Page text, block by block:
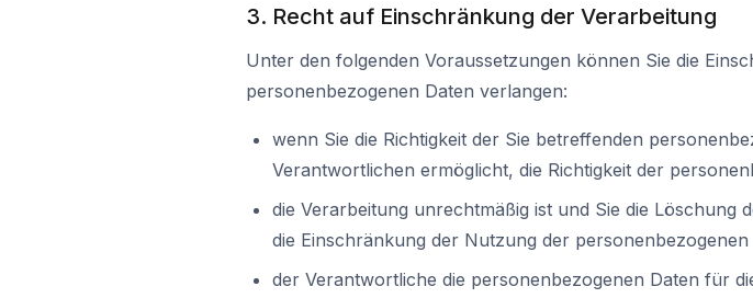
3. Recht auf Einschränkung der Verarbeitung
Unter den folgenden Voraussetzungen können Sie die
personenbezogenen Daten verlangen:
wenn Sie die Richtigkeit der Sie betreffenden
Verantwortlichen ermöglicht, die Richtigkeit der
die Verarbeitung unrechtmäßig ist und Sie die
die Einschränkung der Nutzung der
der Verantwortliche die personenbezogenen Daten für